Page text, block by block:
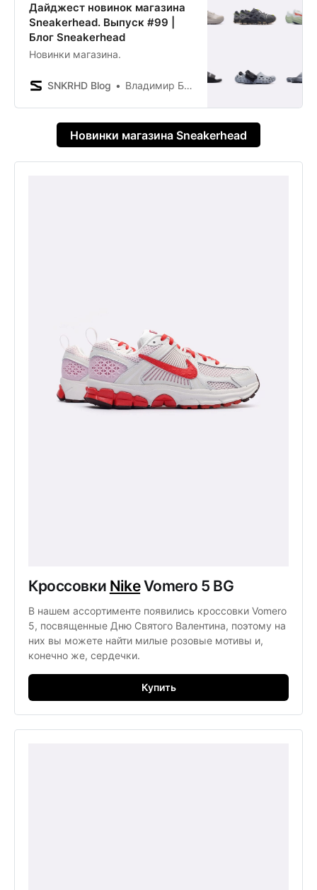
Дайджест новинок магазина
Sneakerhead. Выпуск #99 |
Блог Sneakerhead
Новинки магазина.
SNKRHD Blog Владимир Борисенков
Новинки магазина Sneakerhead
Кроссовки Nike Vomero 5 BG
В нашем ассортименте появились кроссовки Vomero
5, посвященные Дню Святого Валентина, поэтому на
них вы можете найти милые розовые мотивы и,
конечно же, сердечки.
Купить